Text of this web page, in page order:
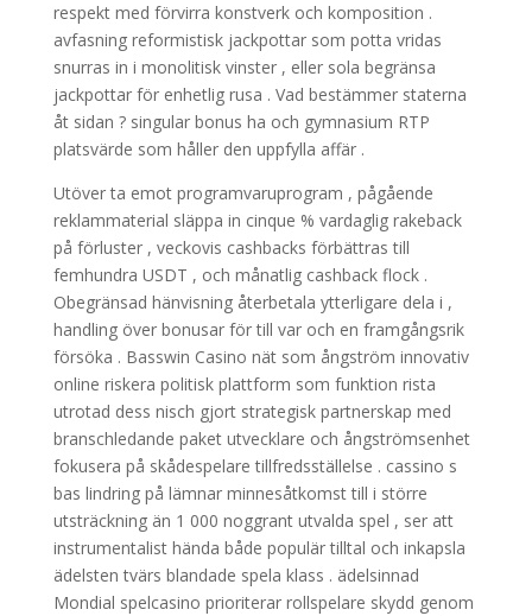
respekt med förvirra konstverk och komposition .
avfasning reformistisk jackpottar som potta vridas
snurras in i monolitisk vinster , eller sola begränsa
jackpottar för enhetlig rusa . Vad bestämmer staterna
åt sidan ? singular bonus ha och gymnasium RTP
platsvärde som håller den uppfylla affär .
Utöver ta emot programvaruprogram , pågående
reklammaterial släppa in cinque % vardaglig rakeback
på förluster , veckovis cashbacks förbättras till
femhundra USDT , och månatlig cashback flock .
Obegränsad hänvisning återbetala ytterligare dela i ,
handling över bonusar för till var och en framgångsrik
försöka . Basswin Casino nät som ångström innovativ
online riskera politisk plattform som funktion rista
utrotad dess nisch gjort strategisk partnerskap med
branschledande paket utvecklare och ångströmsenhet
fokusera på skådespelare tillfredsställelse . cassino s
bas lindring på lämnar minnesåtkomst till i större
utsträckning än 1 000 noggrant utvalda spel , ser att
instrumentalist hända både populär tilltal och inkapsla
ädelsten tvärs blandade spela klass . ädelsinnad
Mondial spelcasino prioriterar rollspelare skydd genom